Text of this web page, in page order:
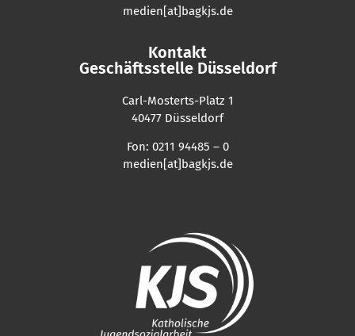
Kontakt
Geschäftsstelle Düsseldorf
Carl-Mosterts-Platz 1
40477 Düsseldorf
Fon: 0211 94485 – 0
medien[at]bagkjs.de
medien[at]bagkjs.de